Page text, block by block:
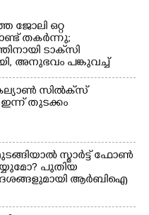
ജോലി ഒറ്റ
തകർന്നു;
ടാക്‌സി
അനുഭവം പങ്കുവച്ച്
സിൽക്‌സ്
തുടക്കം
സ്മാർട്ട് ഫോൺ
പുതിയ
ആർബിഐ